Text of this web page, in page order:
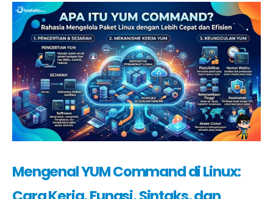
Mengenal YUM Command di Linux: